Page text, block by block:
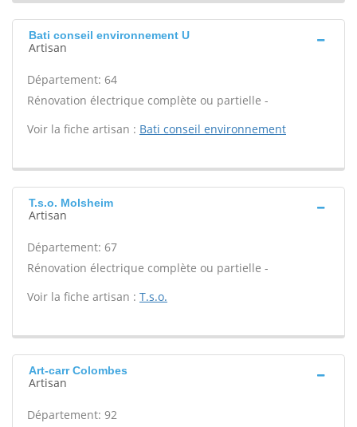
Bati conseil environnement U
Artisan
Département: 64
Rénovation électrique complète ou partielle -
Voir la fiche artisan : Bati conseil environnement
T.s.o. Molsheim
Artisan
Département: 67
Rénovation électrique complète ou partielle -
Voir la fiche artisan : T.s.o.
Art-carr Colombes
Artisan
Département: 92